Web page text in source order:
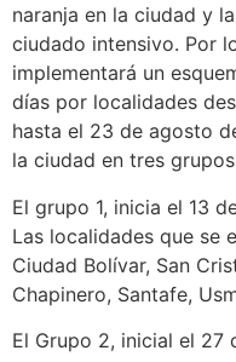
naranja en la ciudad y
ciudado intensivo. Por
implementará un
días por localidades
hasta el 23 de agosto
la ciudad en tres
El grupo 1, inicia el 13
Las localidades que se
Ciudad Bolívar, San
Chapinero, Santafe,
El Grupo 2, inicial el